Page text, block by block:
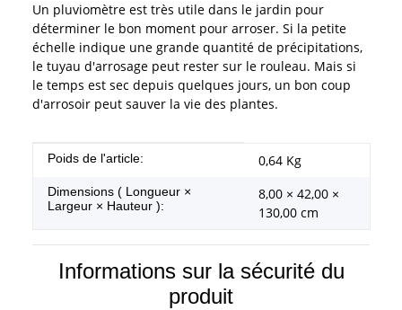
Un pluviomètre est très utile dans le jardin pour
déterminer le bon moment pour arroser. Si la petite
échelle indique une grande quantité de précipitations,
le tuyau d'arrosage peut rester sur le rouleau. Mais si
le temps est sec depuis quelques jours, un bon coup
d'arrosoir peut sauver la vie des plantes.
#productDetails.itemInformation#
#productDetails.itemValue#
Poids de l'article: 0,64 Kg
Dimensions ( Longueur ×
Largeur × Hauteur ):
8,00 × 42,00 ×
130,00 cm
Informations sur la sécurité du
produit